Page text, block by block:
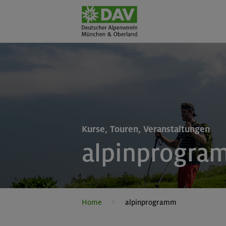
Kurse, Touren, Veranstaltungen
Home alpinprogramm